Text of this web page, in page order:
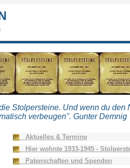
Stolpersteine. Und wenn du den
verbeugen". Gunter Demnig
Aktuelles & Termine
Hier wohnte 1933-1945 -
Patenschaften und Spenden